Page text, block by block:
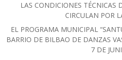
LAS CONDICIONES TÉCNICAS
CIRCULAN POR
EL PROGRAMA MUNICIPAL
BARRIO DE BILBAO DE DANZAS
7 DE